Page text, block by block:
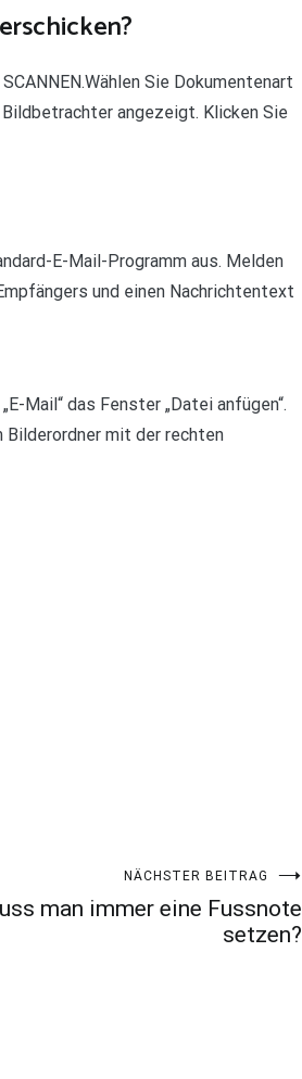
Sie Dokumentenart
angezeigt. Klicken Sie
E-Mail-Programm aus. Melden
und einen Nachrichtentext
Mail“ das Fenster „Datei anfügen“.
Bilderordner mit der rechten
NÄCHSTER BEITRAG
man immer eine Fussnote
setzen?